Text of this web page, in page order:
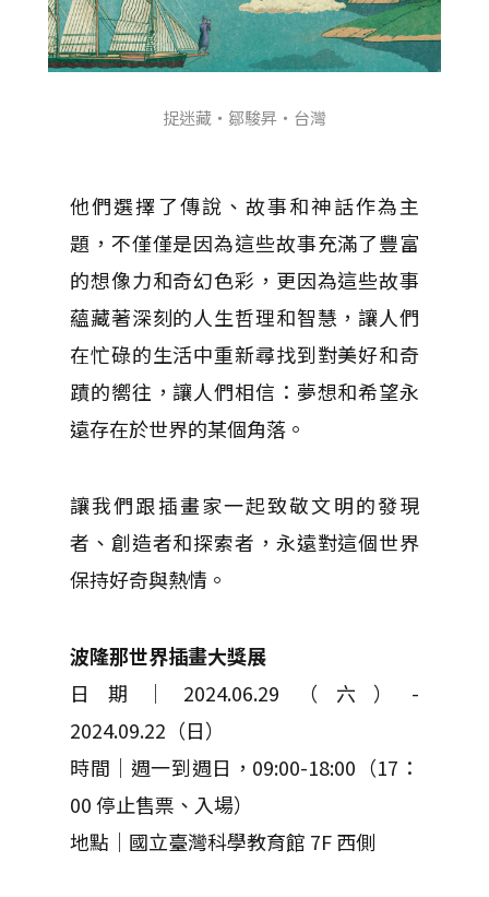
捉迷藏・鄒駿昇・台灣
他們選擇了傳說、故事和神話作為主
題，不僅僅是因為這些故事充滿了豐富
的想像力和奇幻色彩，更因為這些故事
蘊藏著深刻的人生哲理和智慧，讓人們
在忙碌的生活中重新尋找到對美好和奇
蹟的嚮往，讓人們相信：夢想和希望永
遠存在於世界的某個角落。
讓我們跟插畫家一起致敬文明的發現
者、創造者和探索者，永遠對這個世界
保持好奇與熱情。
波隆那世界插畫大獎展
日期｜2024.06.29（六）-
2024.09.22（日）
時間｜週一到週日，09:00-18:00（17：
00 停止售票、入場）
地點｜國立臺灣科學教育館 7F 西側